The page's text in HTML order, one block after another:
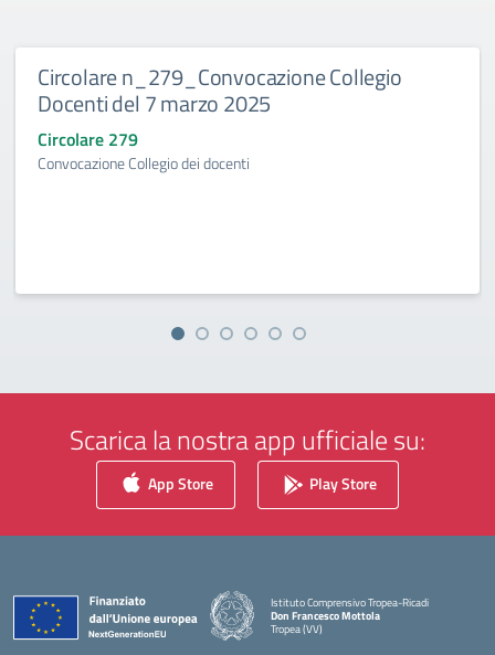
Circolare n_279_Convocazione Collegio
Docenti del 7 marzo 2025
Circolare 279
Convocazione Collegio dei docenti
Scarica la nostra app ufficiale su:
App Store Play Store
Istituto Comprensivo Tropea-Ricadi
Don Francesco Mottola
Tropea (VV)
— Visita la pagina iniziale della scuola